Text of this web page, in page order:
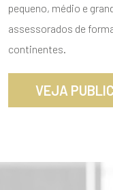
pequeno, médio e
assessorados de
continentes.
VEJA